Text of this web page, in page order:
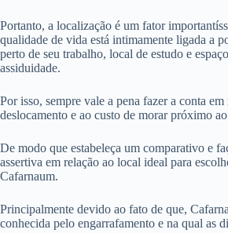
Portanto, a localização é um fator
qualidade de vida está intimamente ligada a
perto de seu trabalho, local de estudo e
assiduidade.
Por isso, sempre vale a pena fazer a conta
deslocamento e ao custo de morar próximo
De modo que estabeleça um comparativo e
assertiva em relação ao local ideal para
Cafarnaum.
Principalmente devido ao fato de que,
conhecida pelo engarrafamento e na qual as